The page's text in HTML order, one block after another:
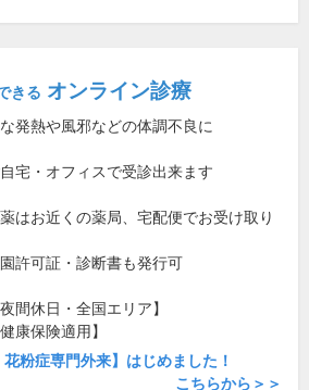
きる オンライン診療
発熱や風邪などの体調不良に
宅・オフィスで受診出来ます
はお近くの薬局、宅配便でお受け取り
許可証・診断書も発行可
夜間休日・全国エリア】
健康保険適用】
花粉症専門外来】はじめました！
こちらから＞＞